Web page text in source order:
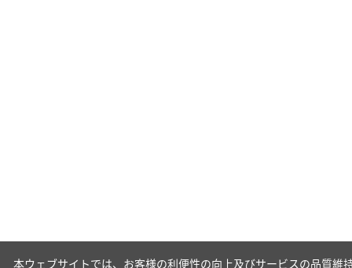
本ウェブサイトでは、お客様の利便性の向上及びサービスの品質